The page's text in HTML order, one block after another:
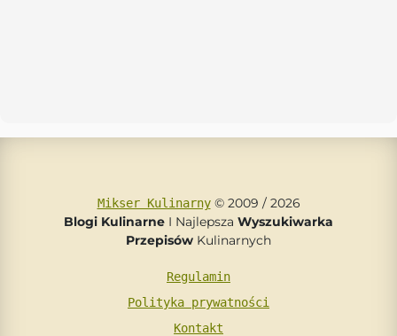
Mikser Kulinarny© 2009 / 2026
Blogi Kulinarne I Najlepsza Wyszukiwarka
Przepisów Kulinarnych
Regulamin
Polityka prywatności
Kontakt